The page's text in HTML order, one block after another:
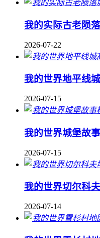
我的实际古老陨
2026-07-22
我的世界地平线
2026-07-15
我的世界城堡故
2026-07-15
我的世界切尔科
2026-07-14